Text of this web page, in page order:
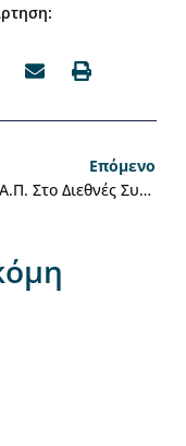
Επόμενο
Το Ελ.Δ.Α.Π. Στο Διεθνές Συνέδριο ICPCDGR 2026